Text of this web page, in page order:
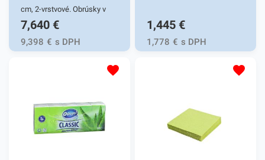
cm, 2-vrstvové. Obrúsky v
žltej farbe v balení 50ks.
Používajú sa v reštauráciách,
v domácnostiach a pod.
dodá eleganciu pri
servírovaní jedál. Farba: biela
7,640 €
9,398 € s DPH
1,445 €
1,778 € s DPH